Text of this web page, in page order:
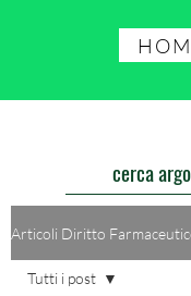
cerca
Articoli Diritto
Tutti i post